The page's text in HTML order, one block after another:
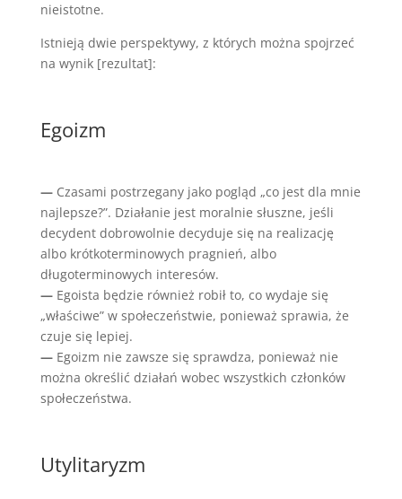
nieistotne.
Istnieją dwie perspektywy, z których można spojrzeć
na wynik [rezultat]:
Egoizm
—Czasami postrzegany jako pogląd „co jest dla mnie
najlepsze?”. Działanie jest moralnie słuszne, jeśli
decydent dobrowolnie decyduje się na realizację
albo krótkoterminowych pragnień, albo
długoterminowych interesów.
—Egoista będzie również robił to, co wydaje się
„właściwe” w społeczeństwie, ponieważ sprawia, że
czuje się lepiej.
—Egoizm nie zawsze się sprawdza, ponieważ nie
można określić działań wobec wszystkich członków
społeczeństwa.
Utylitaryzm